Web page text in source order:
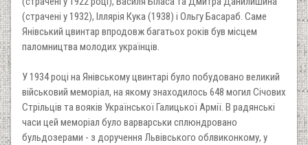
(страчені у 1932), Іллярія Кука (1938) і Ольгу Басараб. Саме
Янівський цвинтар впродовж багатьох років був місцем
паломництва молодих українців.
У 1934 році на Янівському цвинтарі було побудовано великий
військовий меморіал, на якому знаходилось 648 могил Січових
Стрільців та вояків Української Галицької Армії. В радянські
часи цей меморіал було варварськи сплюндровано
бульдозерами - з доручення Львівського облвиконкому, у